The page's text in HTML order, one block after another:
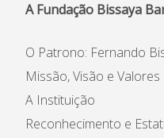
A Fundação Bissaya
O Patrono: Fernando
Missão, Visão e Valores
A Instituição
Reconhecimento e